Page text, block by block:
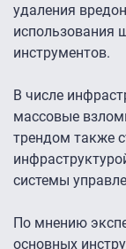
удаления
использования
инструментов.
В числе
массовые
трендом также
системы
По мнению
основных